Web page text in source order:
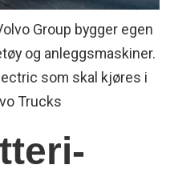
Group bygger egen
og anleggsmaskiner.
som skal kjøres i
Trucks